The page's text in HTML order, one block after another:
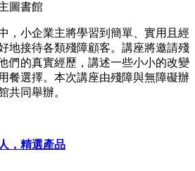
圖書館
，小企業主將學習到簡單、實用且經
地接待各類殘障顧客。講座將邀請殘
們的真實經歷，講述一些小小的改變
餐選擇。本次講座由殘障與無障礙辦
共同舉辦。
，精選產品